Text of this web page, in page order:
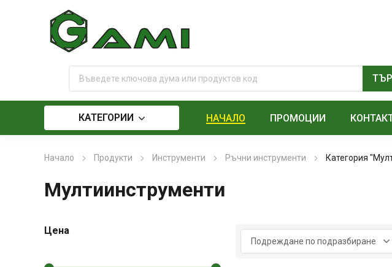
КАТЕГОРИИ НАЧАЛО ПРОМОЦИИ
Начало Продукти Инструменти Ръчни инструменти Категория
Мултиинструменти
Цена